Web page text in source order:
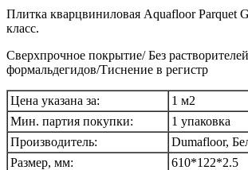
Плитка кварцвиниловая Aquafloor Parquet
класс.
Сверхпрочное покрытие/ Без
формальдегидов/Тиснение в регистр
Цена указана за:
1 м2
Мин. партия покупки:
1 упаковка
Производитель:
Dumafloor,
Размер, мм:
610*122*2.5